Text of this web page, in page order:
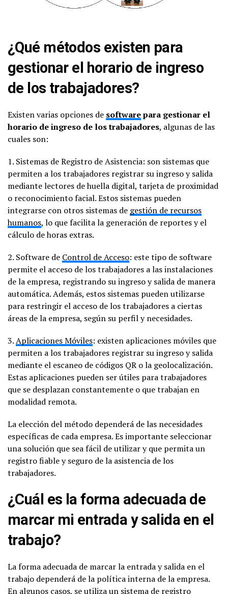
¿Qué métodos existen para
gestionar el horario de ingreso
de los trabajadores?
Existen varias opciones de softwarepara gestionar el
horario de ingreso de los trabajadores, algunas de las
cuales son:
1. Sistemas de Registro de Asistencia: son sistemas que
permiten a los trabajadores registrar su ingreso y salida
mediante lectores de huella digital, tarjeta de proximidad
o reconocimiento facial. Estos sistemas pueden
integrarse con otros sistemas de gestión de recursos
humanos, lo que facilita la generación de reportes y el
cálculo de horas extras.
2. Software de Control de Acceso: este tipo de software
permite el acceso de los trabajadores a las instalaciones
de la empresa, registrando su ingreso y salida de manera
automática. Además, estos sistemas pueden utilizarse
para restringir el acceso de los trabajadores a ciertas
áreas de la empresa, según su perfil y necesidades.
3.Aplicaciones Móviles: existen aplicaciones móviles que
permiten a los trabajadores registrar su ingreso y salida
mediante el escaneo de códigos QR o la geolocalización.
Estas aplicaciones pueden ser útiles para trabajadores
que se desplazan constantemente o que trabajan en
modalidad remota.
La elección del método dependerá de las necesidades
específicas de cada empresa. Es importante seleccionar
una solución que sea fácil de utilizar y que permita un
registro fiable y seguro de la asistencia de los
trabajadores.
¿Cuál es la forma adecuada de
marcar mi entrada y salida en el
trabajo?
La forma adecuada de marcar la entrada y salida en el
trabajo dependerá de la política interna de la empresa.
En algunos casos, se utiliza un sistema de registro